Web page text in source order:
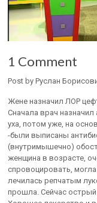
1 Comment
Post by Руслан
Жене назначил ЛОР
Сначала врач
уха, потом уже, на
-были выписаны
(внутримышечно)
женщина в возрасте,
спровоцировать,
лечилась репчатым
прошла. Сейчас острый